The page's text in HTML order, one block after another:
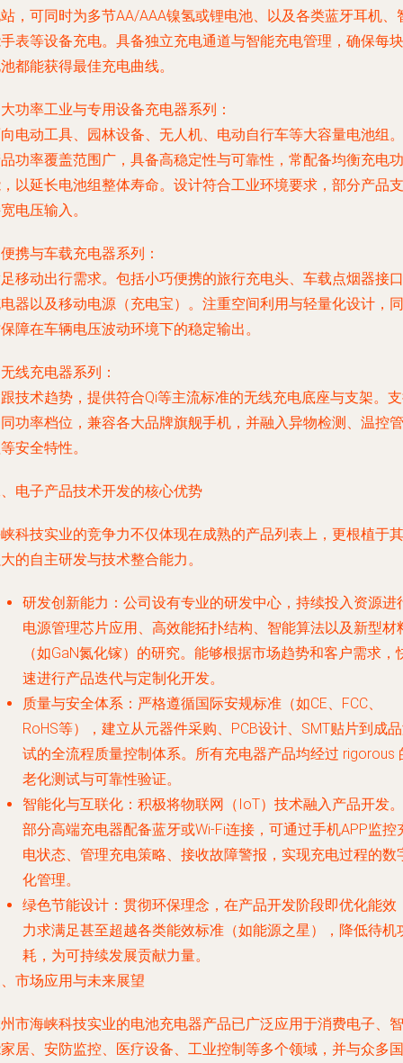
，可同时为多节AA/AAA镍氢或锂电池、以及各类蓝牙耳机、
表等设备充电。具备独立充电通道与智能充电管理，确保每块
都能获得最佳充电曲线。
大功率工业与专用设备充电器系列 ：
电动工具、园林设备、无人机、电动自行车等大容量电池组。
功率覆盖范围广，具备高稳定性与可靠性，常配备均衡充电功
以延长电池组整体寿命。设计符合工业环境要求，部分产品支
电压输入。
便携与车载充电器系列 ：
移动出行需求。包括小巧便携的旅行充电头、车载点烟器接口
器以及移动电源（充电宝）。注重空间利用与轻量化设计，同
障在车辆电压波动环境下的稳定输出。
无线充电器系列 ：
技术趋势，提供符合Qi等主流标准的无线充电底座与支架。
功率档位，兼容各大品牌旗舰手机，并融入异物检测、温控管
安全特性。
电子产品技术开发的核心优势
科技实业的竞争力不仅体现在成熟的产品列表上，更根植于其
的自主研发与技术整合能力。
研发创新能力 ：公司设有专业的研发中心，持续投入资源进
电源管理芯片应用、高效能拓扑结构、智能算法以及新型材
（如GaN氮化镓）的研究。能够根据市场趋势和客户需求，
速进行产品迭代与定制化开发。
质量与安全体系 ：严格遵循国际安规标准（如CE、FCC、
RoHS等），建立从元器件采购、PCB设计、SMT贴片到成
试的全流程质量控制体系。所有充电器产品均经过 rigorous
老化测试与可靠性验证。
智能化与互联化 ：积极将物联网（IoT）技术融入产品开发。
部分高端充电器配备蓝牙或Wi-Fi连接，可通过手机APP监控
电状态、管理充电策略、接收故障警报，实现充电过程的数
化管理。
绿色节能设计 ：贯彻环保理念，在产品开发阶段即优化能效
力求满足甚至超越各类能效标准（如能源之星），降低待机
耗，为可持续发展贡献力量。
市场应用与未来展望
市海峡科技实业的电池充电器产品已广泛应用于消费电子、智
居、安防监控、医疗设备、工业控制等多个领域，并与众多国